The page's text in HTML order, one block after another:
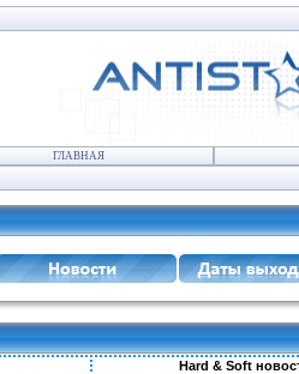
ГЛАВНАЯ
Hard & Soft